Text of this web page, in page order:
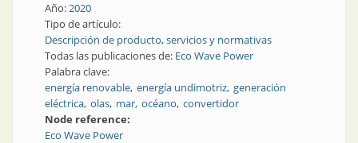
Año:2020
Tipo de artículo:
Descripción de producto, servicios y normativas
Todas las publicaciones de: Eco Wave Power
Palabra clave:
energía renovable energía undimotriz generación
eléctrica olas mar océano convertidor
Node reference:
Eco Wave Power